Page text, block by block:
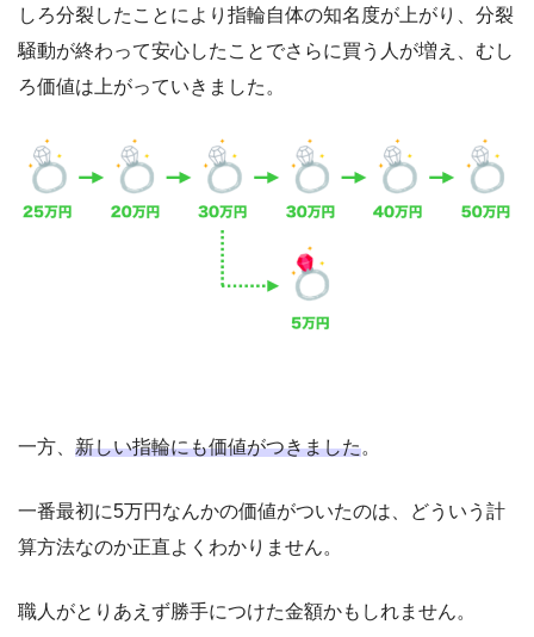
しろ分裂したことにより指輪自体の知名度が上がり、分裂
騒動が終わって安心したことでさらに買う人が増え、むし
ろ価値は上がっていきました。
一方、 新しい指輪にも価値がつきました。
一番最初に5万円なんかの価値がついたのは、どういう計
算方法なのか正直よくわかりません。
職人がとりあえず勝手につけた金額かもしれません。